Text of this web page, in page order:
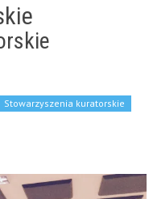
Stowarzyszenia kuratorskie